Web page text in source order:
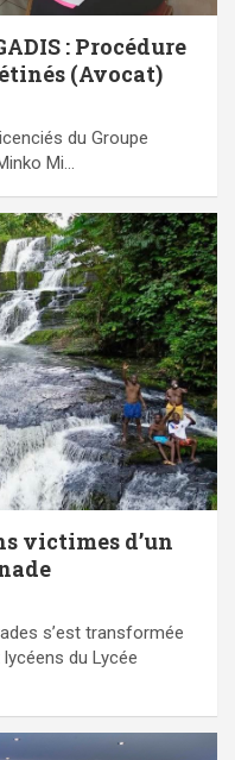
: Procédure
(Avocat)
du Groupe
Mi…
victimes d’un
s’est transformée
du Lycée